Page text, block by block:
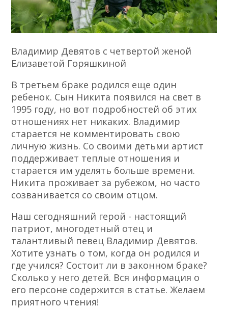
Владимир Девятов с четвертой женой
Елизаветой Горяшкиной
В третьем браке родился еще один
ребенок. Сын Никита появился на свет в
1995 году, но вот подробностей об этих
отношениях нет никаких. Владимир
старается не комментировать свою
личную жизнь. Со своими детьми артист
поддерживает теплые отношения и
старается им уделять больше времени.
Никита проживает за рубежом, но часто
созванивается со своим отцом.
Наш сегодняшний герой - настоящий
патриот, многодетный отец и
талантливый певец Владимир Девятов.
Хотите узнать о том, когда он родился и
где учился? Состоит ли в законном браке?
Сколько у него детей. Вся информация о
его персоне содержится в статье. Желаем
приятного чтения!